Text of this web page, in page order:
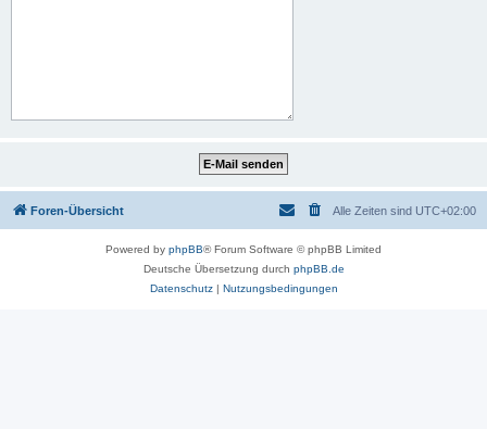
Foren-Übersicht Alle Zeiten sind UTC+02:00
Powered by phpBB® Forum Software © phpBB Limited
Deutsche Übersetzung durch phpBB.de
Datenschutz| Nutzungsbedingungen